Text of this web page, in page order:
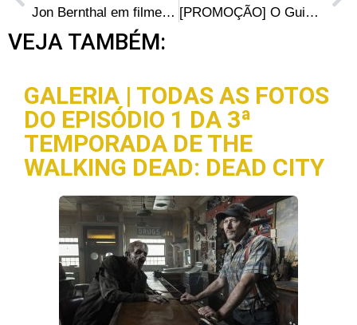
Jon Bernthal em filme sobre corrupção policial [PROMOÇÃO] O Guia de Sobrevivência a Zumbis
VEJA TAMBÉM:
GALERIA | TODAS AS FOTOS
DO EPISÓDIO 1 DA 3ª
TEMPORADA DE THE
WALKING DEAD: DEAD CITY